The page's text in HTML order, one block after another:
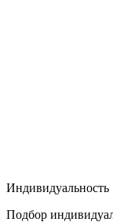
Индивидуальность
Подбор